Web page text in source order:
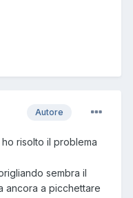
Autore
risolto il problema
sembra il
ancora a picchettare